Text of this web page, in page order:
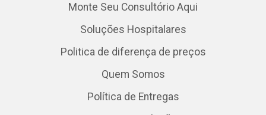
Monte Seu Consultório Aqui
Soluções Hospitalares
Politica de diferença de preços
Quem Somos
Política de Entregas